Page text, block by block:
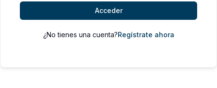
Acceder
¿No tienes una cuenta?Regístrate ahora